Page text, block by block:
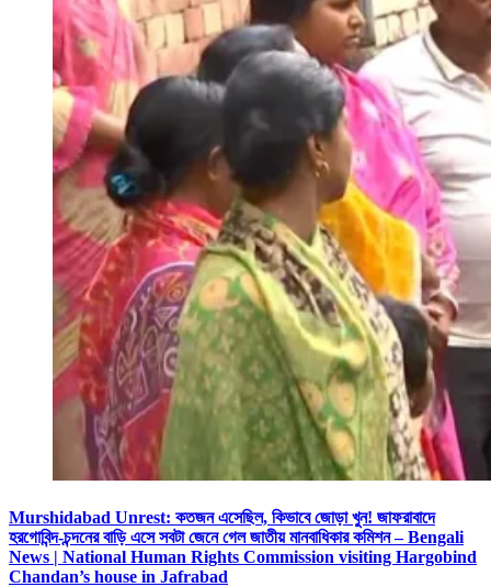
Murshidabad Unrest: কতজন এসেছিল, কিভাবে জোড়া খুন! জাফরাবাদে
হরগোবিন্দ-চন্দনের বাড়ি এসে সবটা জেনে গেল জাতীয় মানবাধিকার কমিশন – Bengali
News | National Human Rights Commission visiting Hargobind
Chandan’s house in Jafrabad